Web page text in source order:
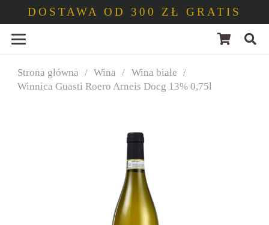
DOSTAWA OD 300 ZŁ GRATIS
Strona główna / Wina / Wina białe /
Winnica Guasti Roero Arneis Docg 13% 0,75l